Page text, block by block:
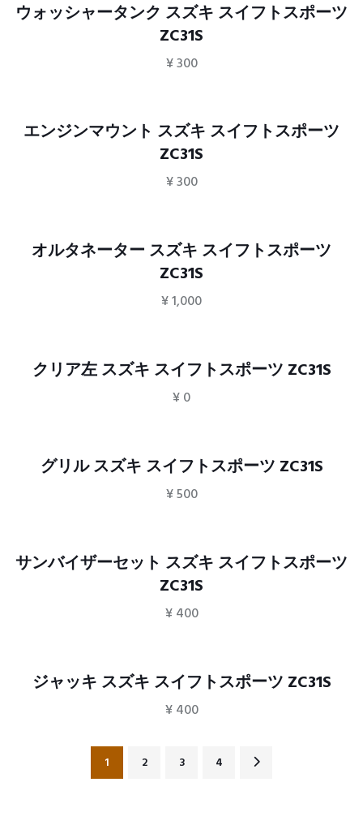
ウォッシャータンク スズキ スイフトスポーツ
ZC31S
¥300
エンジンマウント スズキ スイフトスポーツ
ZC31S
¥300
オルタネーター スズキ スイフトスポーツ
ZC31S
¥1,000
クリア左 スズキ スイフトスポーツ ZC31S
¥ 0
グリル スズキ スイフトスポーツ ZC31S
¥500
サンバイザーセット スズキ スイフトスポーツ
ZC31S
¥400
ジャッキ スズキ スイフトスポーツ ZC31S
¥400
1 2 3 4